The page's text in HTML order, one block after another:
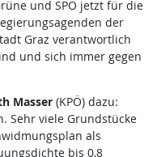
und SPÖ jetzt für die
der
Graz verantwortlich
und sich immer gegen
Masser(KPÖ) dazu:
Sehr viele Grundstücke
als
bis 0,8